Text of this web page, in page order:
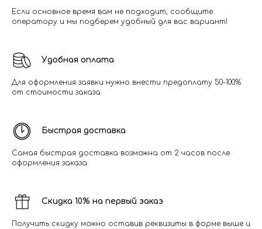
Если основное время вам не подходит, сообщите
оператору и мы подберем удобный для вас вариант!
Удобная оплата
Для оформления заявки нужно внести предоплату 50-100%
от стоимости заказа
Быстрая доставка
Самая быстрая доставка возможна от 2 часов после
оформления заказа.
Скидка 10% на первый заказ
Получить скидку можно оставив реквизиты в форме выше и